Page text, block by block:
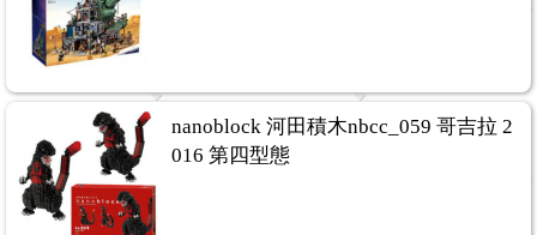
nanoblock 河田積木nbcc_059 哥吉拉 2
016 第四型態